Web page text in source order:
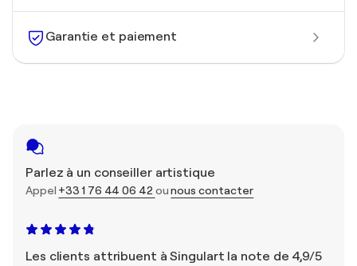
Garantie et paiement
Parlez à un conseiller artistique
Appel +33 1 76 44 06 42 ounous contacter
Les clients attribuent à Singulart la note de 4,9/5